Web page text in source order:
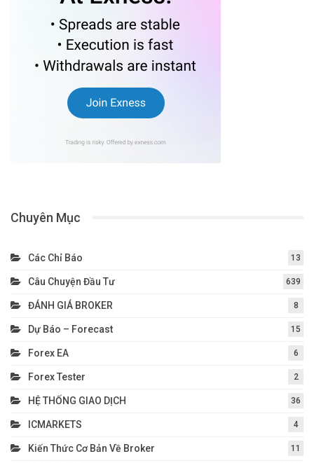
Chuyên Mục
Các Chỉ Báo 13
Câu Chuyện Đầu Tư 639
ĐÁNH GIÁ BROKER 8
Dự Báo – Forecast 15
Forex EA 6
Forex Tester 2
HỆ THỐNG GIAO DỊCH 36
ICMARKETS 4
Kiến Thức Cơ Bản Về Broker 11